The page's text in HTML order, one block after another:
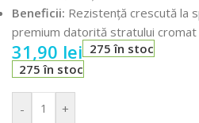
Beneficii: Rezistență crescută la
premium datorită stratului cromat
31,90 lei 275 în stoc
275 în stoc
- +